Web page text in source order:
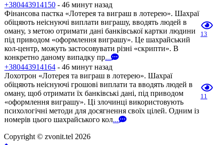
+380443914150 - 46 минут назад
Фінансова пастка «Лотерея та виграш в лотерею». Шахраї
обіцяють неіснуючі виплати виграшу, вводять людей в
оману, з метою отримати дані банківської картки людини
під приводом «оформлення виграшу». Це шахрайський
кол-центр, можуть застосовувати різні «скрипти». В
конкретно даному випадку пр...
13
+380443914164 - 46 минут назад
Лохотрон «Лотерея та виграш в лотерею». Шахраї
обіцяють неіснуючі грошові виплати та вводять людей в
оману, щоб отримати їх банківські дані, під приводом
«оформлення виграшу». Ці злочинці використовують
психологічні методи для досягнення своїх цілей. Одним із
номерів цього шахрайського кол...
11
Copyright © zvonit.tel 2026